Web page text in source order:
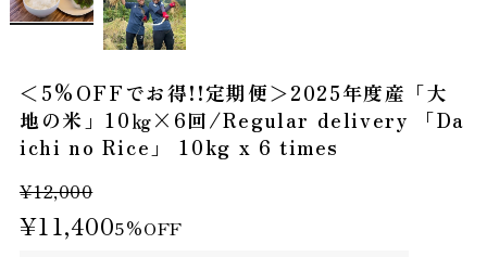
＜5%OFFでお得!!定期便＞2025年度産「大
地の米」10㎏×6回/Regular delivery 「Da
ichi no Rice」 10kg x 6 times
¥12,000
¥11,4005%OFF